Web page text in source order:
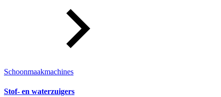
Schoonmaakmachines
Stof- en waterzuigers